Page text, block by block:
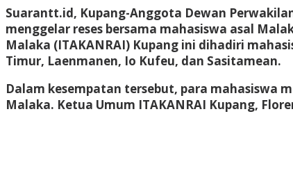
Suarantt.id, Kupang-Anggota Dewan
menggelar reses bersama mahasiswa asal
Malaka (ITAKANRAI) Kupang ini dihadiri
Timur, Laenmanen, Io Kufeu, dan Sasitamean.
Dalam kesempatan tersebut, para mahasiswa
Malaka. Ketua Umum ITAKANRAI Kupang,